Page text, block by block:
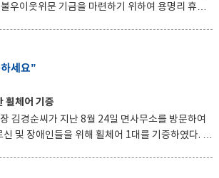
우이웃위문 기금을 마련하기 위하여 용명리 휴경
금을 전달할 계획이다. 한편, 건천읍 남·여
을 받지 못하고 사각지대에 놓인 이웃에게 생활비
탄으로 난방을 하는 가구에는 연탄을 배달하는 등
매수익으로 매년 220가구씩, 5년째 어려운 이웃을
있어 훈훈한 미담이
세요”
휠체어 기증
김경순씨가 지난 8월 24일 면사무소를 방문하여
및 장애인들을 위해 휠체어 1대를 기증하였다. 김